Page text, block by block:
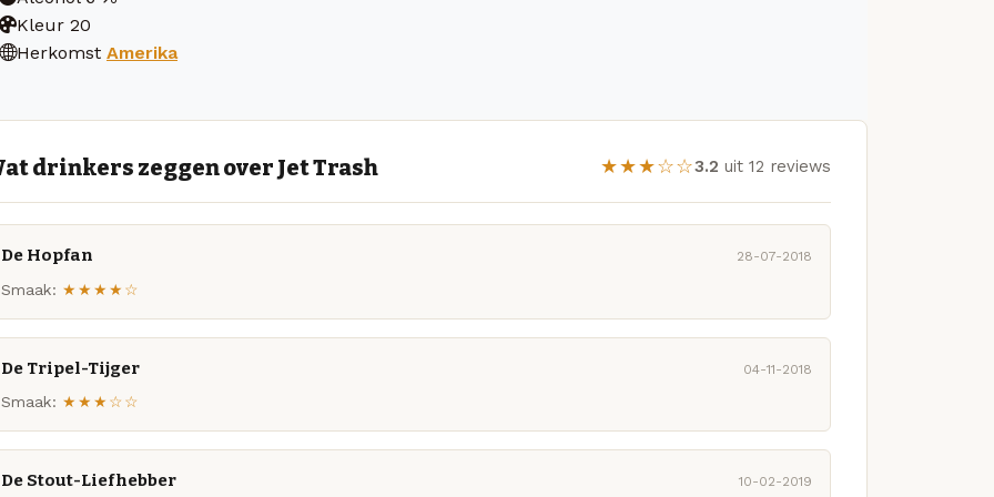
Kleur 20
Herkomst Amerika
drinkers zeggen over Jet Trash ★★★☆☆3.2 uit 12 reviews
De Hopfan 28-07-2018
Smaak: ★★★★☆
De Tripel-Tijger 04-11-2018
Smaak: ★★★☆☆
De Stout-Liefhebber 10-02-2019